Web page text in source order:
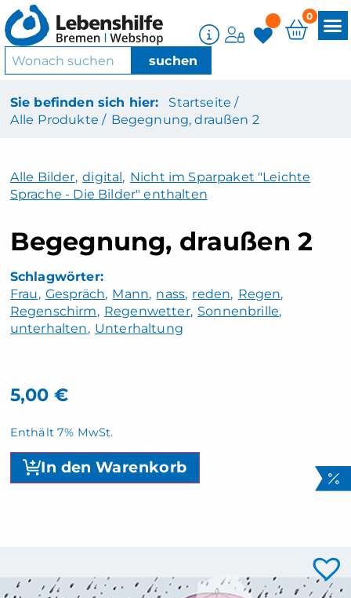
0
Sie befinden sich hier:
Startseite /
Alle Produkte / Begegnung, draußen 2
Alle Bilder, digital, Nicht im Sparpaket "Leichte
Sprache - Die Bilder" enthalten
Begegnung, draußen 2
Frau Gespräch Mann nass reden Regen
Regenschirm Regenwetter Sonnenbrille
unterhalten Unterhaltung
5,00 €
Enthält 7% MwSt.
In den Warenkorb